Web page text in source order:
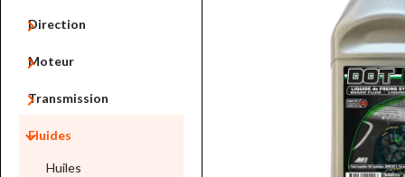
Direction

Moteur

Transmission

Fluides

Huiles